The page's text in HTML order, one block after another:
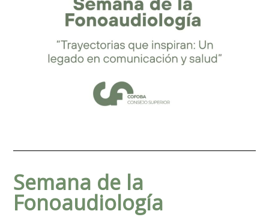
Semana de la
Fonoaudiología